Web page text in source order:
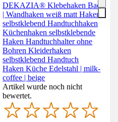
DEKAZIA® Klebehaken Bad
| Wandhaken weiß matt Haken
selbstklebend Handtuchhaken
Küchenhaken selbstklebende
Haken Handtuchhalter ohne
Bohren Kleiderhaken
selbstklebend Handtuch
Haken Küche Edelstahl | milk-
coffee | beige
Artikel wurde noch nicht
bewertet.